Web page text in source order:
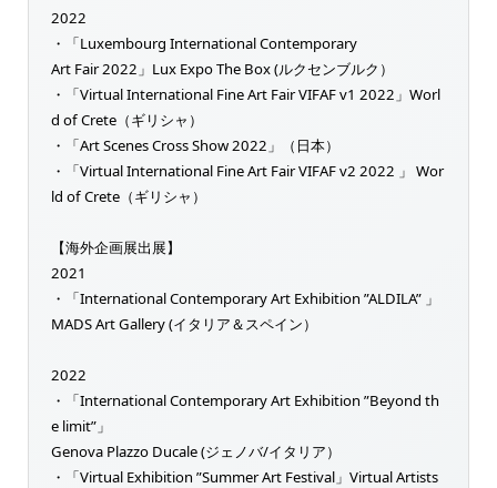
2022
・「Luxembourg International Contemporary
Art Fair 2022」Lux Expo The Box (ルクセンブルク）
・「Virtual International Fine Art Fair VIFAF v1 2022」Worl
d of Crete（ギリシャ）
・「Art Scenes Cross Show 2022」（日本）
・「Virtual International Fine Art Fair VIFAF v2 2022 」 Wor
ld of Crete（ギリシャ）
【海外企画展出展】
2021
・「International Contemporary Art Exhibition ”ALDILA” 」
MADS Art Gallery (イタリア＆スペイン）
2022
・「International Contemporary Art Exhibition ”Beyond th
e limit”」
Genova Plazzo Ducale (ジェノバ/イタリア）
・「Virtual Exhibition ”Summer Art Festival」Virtual Artists